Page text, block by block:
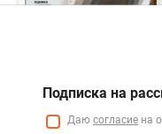
Подписка на
Даю согласие на